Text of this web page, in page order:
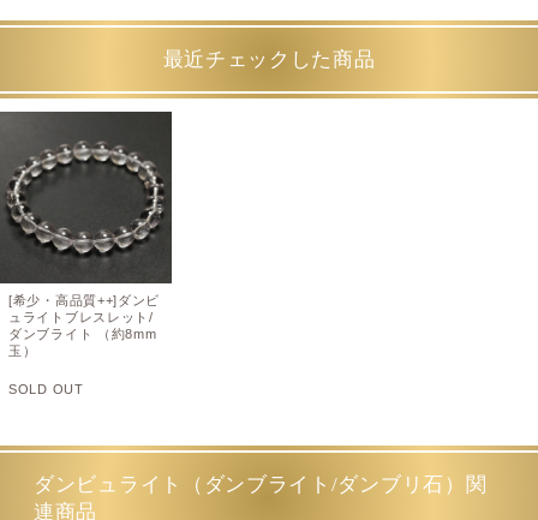
最近チェックした商品
[希少・高品質++]ダンビ
ュライトブレスレット/
ダンブライト （約8mm
玉）
SOLD OUT
ダンビュライト（ダンブライト/ダンブリ石）関
連商品